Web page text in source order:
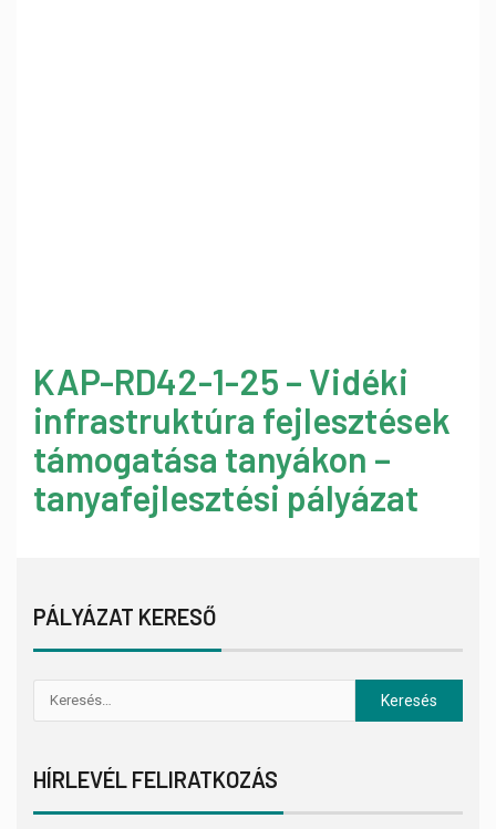
KAP-RD42-1-25 – Vidéki
infrastruktúra fejlesztések
támogatása tanyákon –
tanyafejlesztési pályázat
PÁLYÁZAT KERESŐ
HÍRLEVÉL FELIRATKOZÁS